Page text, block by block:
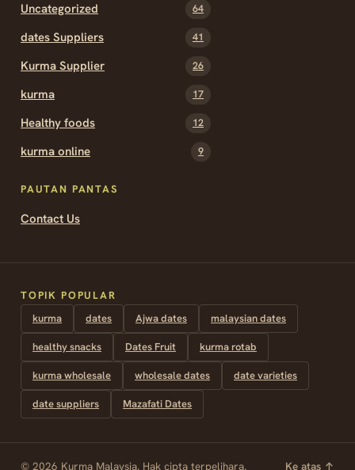
Uncategorized 64
dates Suppliers 41
Kurma Supplier 26
kurma 17
Healthy foods 12
kurma online 9
PAUTAN PANTAS
Contact Us
TOPIK POPULAR
kurma
dates Ajwa dates malaysian dates
healthy snacks Dates Fruit kurma rotab
kurma wholesale wholesale dates date varieties
date suppliers Mazafati Dates
© 2026 Kurma Malaysia. Hak cipta terpelihara. Ke atas ↑